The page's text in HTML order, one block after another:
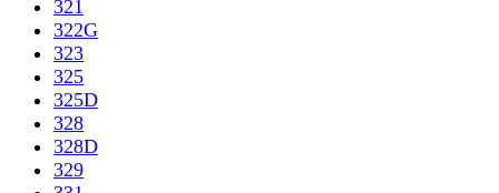
321
322G
323
325
325D
328
328D
329